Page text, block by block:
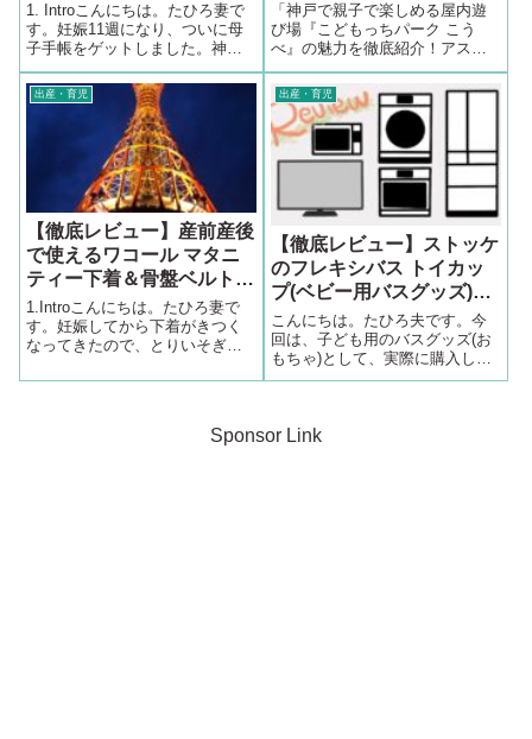
1. Introこんにちは。たひろ妻で
す。妊娠11週になり、ついに母
子手帳をゲットしました。神戸
市は緊急事態宣言中ということ
でネットから申請することが出
来たのでネットで簡単に申請す
ることにしました。緊急事態宣
言も終わりましたが、申請方法
「神戸で親子で楽しめる屋内遊
び場『こどもっちパーク こう
べ』の魅力を徹底紹介！アスレ
チックやボールプール、レゴゾ
ーンなど多彩なアクティビティ
を体験した家族のレポートを元
に、施設情報や便利なサービ
ス、訪れる際のポイントを解
説。安心・安全な環境で楽しい
時間を過ごせるこのスポット、
ください！」
出産・育児
【徹底レビュー】産前産後
で使えるワコール マタニ
ティー下着＆骨盤ベルトを
ブログで口コミます！
1.Introこんにちは。たひろ妻で
す。妊娠してから下着がきつく
なってきたので、とりいそぎユ
って毎日着まわしていたのです
で重い腰を上げて買いに行って
出産・育児
【徹底レビュー】ストッケ
のフレキシバス トイカッ
プ(ベビー用バスグッズ)を
ブログで口コミます！
こんにちは。たひろ夫です。今
回は、子ども用のバスグッズ(お
もちゃ)として、実際に購入して
から約3ヵ月ほど使用しているス
ていきたいと思います。＜本記
Sponsor Link